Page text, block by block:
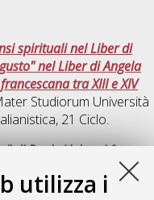
utilizza i
spirituali nel Liber di
nel Liber di Angela
tra XIII e XIV
Studiorum Università
, 21 Ciclo.
di Paolo Volponi fra
Alma Mater Studiorum
in Italianistica
, 22